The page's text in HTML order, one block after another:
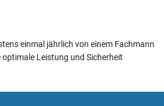
einmal jährlich von einem Fachmann
Leistung und Sicherheit